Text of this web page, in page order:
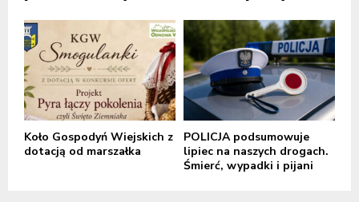
Koło Gospodyń Wiejskich z
dotacją od marszałka
POLICJA podsumowuje
lipiec na naszych drogach.
Śmierć, wypadki i pijani